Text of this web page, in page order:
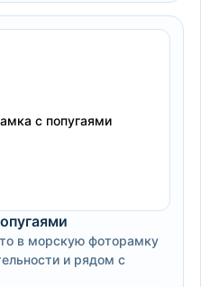
в морскую фоторамку
и рядом с